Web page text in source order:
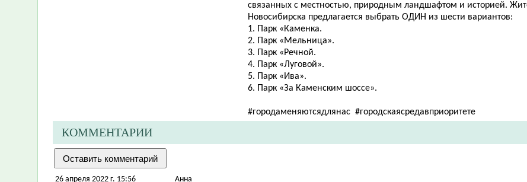
связанных с местностью, природным ландшафтом и историей.
Новосибирска предлагается выбрать ОДИН из шести вариантов:
1. Парк «Каменка.
2. Парк «Мельница».
3. Парк «Речной.
4. Парк «Луговой».
5. Парк «Ива».
6. Парк «За Каменским шоссе».
#городаменяютсядлянас #городскаясредавприоритете
КОММЕНТАРИИ
26 апреля 2022 г. 15:56 Анна